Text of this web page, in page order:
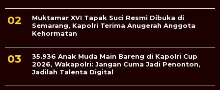
Muktamar XVI Tapak Suci Resmi Dibuka di
Semarang, Kapolri Terima Anugerah Anggota
Kehormatan
35.936 Anak Muda Main Bareng di Kapolri Cup
2026, Wakapolri: Jangan Cuma Jadi Penonton,
Jadilah Talenta Digital